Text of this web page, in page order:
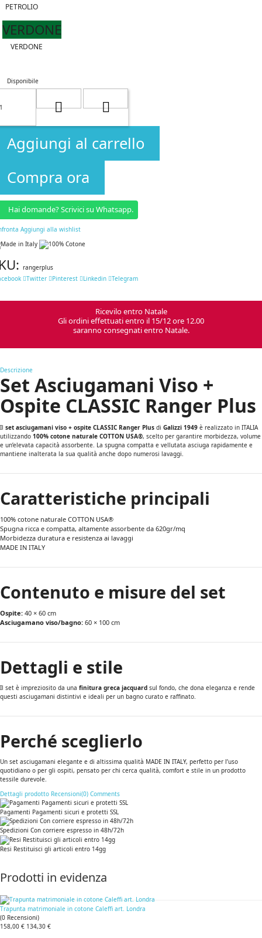
PETROLIO
VERDONE
VERDONE
Disponibile
Aggiungi al carrello
Compra ora
Hai domande? Scrivici su Whatsapp.
Aggiungi alla wishlist
rangerplus
Twitter Pinterest Linkedin Telegram
Ricevilo entro Natale
Gli ordini effettuati entro il 15/12 ore 12.00
saranno consegnati entro Natale.
Descrizione
Set Asciugamani Viso +
Ospite CLASSIC Ranger Plus
Il set asciugamani viso + ospite CLASSIC Ranger Plus di Galizzi 1949 è realizzato in ITALIA
utilizzando 100% cotone naturale COTTON USA®, scelto per garantire morbidezza, volume
e un’elevata capacità assorbente. La spugna compatta e vellutata asciuga rapidamente e
mantiene inalterata la sua qualità anche dopo numerosi lavaggi.
Caratteristiche principali
100% cotone naturale COTTON USA®
Spugna ricca e compatta, altamente assorbente da 620gr/mq
Morbidezza duratura e resistenza ai lavaggi
MADE IN ITALY
Contenuto e misure del set
Ospite: 40 × 60 cm
Asciugamano viso/bagno: 60 × 100 cm
Dettagli e stile
Il set è impreziosito da una finitura greca jacquard sul fondo, che dona eleganza e rende
questi asciugamani distintivi e ideali per un bagno curato e raffinato.
Perché sceglierlo
Un set asciugamani elegante e di altissima qualità MADE IN ITALY, perfetto per l’uso
quotidiano o per gli ospiti, pensato per chi cerca qualità, comfort e stile in un prodotto
tessile durevole.
Dettagli prodotto Recensioni(0) Comments
Pagamenti Pagamenti sicuri e protetti SSL
Spedizioni Con corriere espresso in 48h/72h
Resi Restituisci gli articoli entro 14gg
Prodotti in evidenza
Trapunta matrimoniale in cotone Caleffi art. Londra
(0 Recensioni)
158,00 € 134,30 €